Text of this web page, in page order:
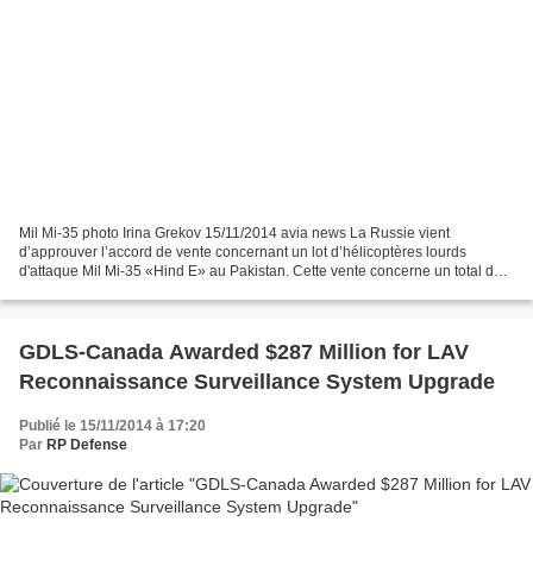
Mil Mi-35 photo Irina Grekov 15/11/2014 avia news La Russie vient
d’approuver l’accord de vente concernant un lot d’hélicoptères lourds
d'attaque Mil Mi-35 «Hind E» au Pakistan. Cette vente concerne un total de
GDLS-Canada Awarded $287 Million for LAV
Reconnaissance Surveillance System Upgrade
Publié le 15/11/2014 à 17:20
Par RP Defense